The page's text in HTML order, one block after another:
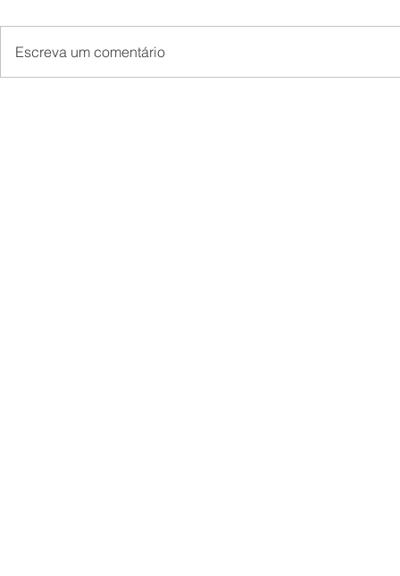
Escreva um comentário